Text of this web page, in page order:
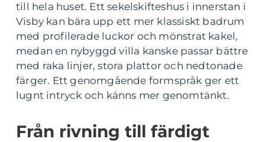
till hela huset. Ett sekelskifteshus i innerstan i
Visby kan bära upp ett mer klassiskt badrum
med profilerade luckor och mönstrat kakel,
medan en nybyggd villa kanske passar bättre
med raka linjer, stora plattor och nedtonade
färger. Ett genomgående formspråk ger ett
lugnt intryck och känns mer genomtänkt.
Från rivning till färdigt